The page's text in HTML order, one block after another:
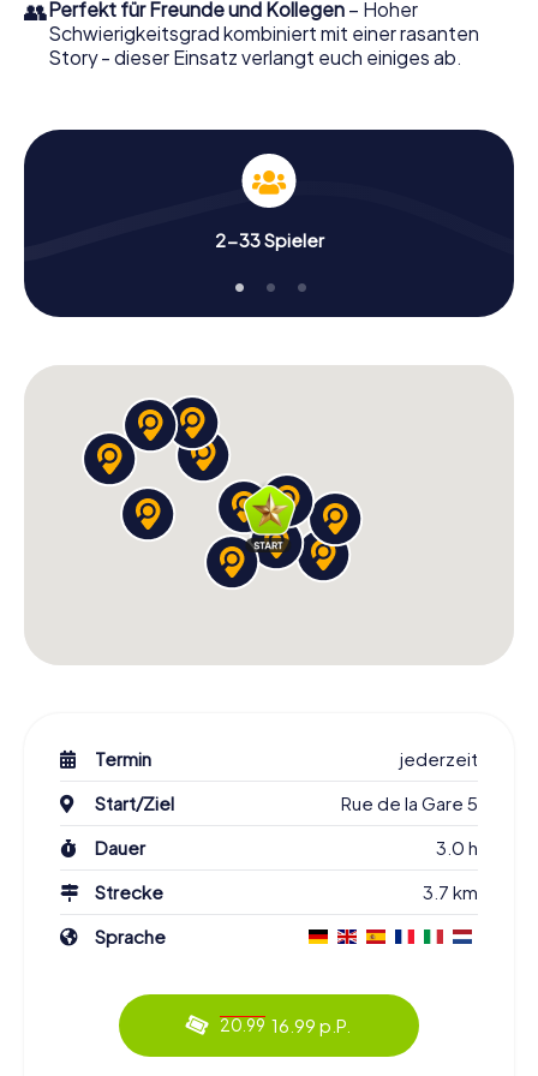
👥Perfekt für Freunde und Kollegen – Hoher
Schwierigkeitsgrad kombiniert mit einer rasanten
Story - dieser Einsatz verlangt euch einiges ab.
2-33 Spieler
Termin
jederzeit
Start/Ziel
Rue de la Gare 5
Dauer
3.0 h
Strecke
3.7 km
Sprache
20.99 16.99 p.P.